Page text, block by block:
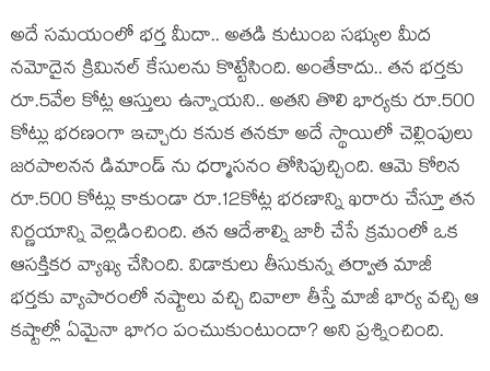
అదే సమయంలో భర్త మీదా.. అతడి కుటుంబ సభ్యుల మీద
నమోదైన క్రిమినల్ కేసులను కొట్టేసింది. అంతేకాదు.. తన భర్తకు
రూ.5వేల కోట్ల ఆస్తులు ఉన్నాయని.. అతని తొలి భార్యకు రూ.500
కోట్లు భరణంగా ఇచ్చారు కనుక తనకూ అదే స్థాయిలో చెల్లింపులు
జరపాలనన డిమాండ్ ను ధర్మాసనం తోసిపుచ్చింది. ఆమె కోరిన
రూ.500 కోట్లు కాకుండా రూ.12కోట్ల భరణాన్ని ఖరారు చేస్తూ తన
నిర్ణయాన్ని వెల్లడించింది. తన ఆదేశాల్ని జారీ చేసే క్రమంలో ఒక
ఆసక్తికర వ్యాఖ్య చేసింది. విడాకులు తీసుకున్న తర్వాత మాజీ
భర్తకు వ్యాపారంలో నష్టాలు వచ్చి దివాలా తీస్తే మాజీ భార్య వచ్చి ఆ
కష్టాల్లో ఏమైనా భాగం పంచుుకుంటుందా? అని ప్రశ్నించింది.